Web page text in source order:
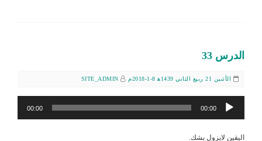
الدرس 33
الأثنين 21 ربيع الثاني 1439ﻫ 8-1-2018م SITE_ADMIN
مشغل
الصوت
00:00
00:00
اليقين لايزول بشك.